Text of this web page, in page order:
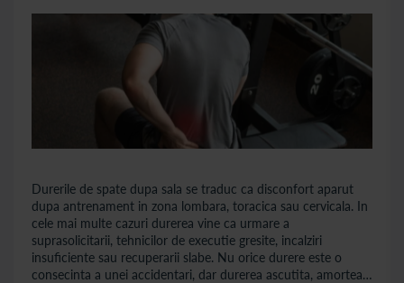
Durerile de spate dupa sala se traduc ca disconfort aparut
dupa antrenament in zona lombara, toracica sau cervicala. In
cele mai multe cazuri durerea vine ca urmare a
suprasolicitarii, tehnicilor de executie gresite, incalziri
insuficiente sau recuperarii slabe. Nu orice durere este o
consecinta a unei accidentari, dar durerea ascutita, amorteala